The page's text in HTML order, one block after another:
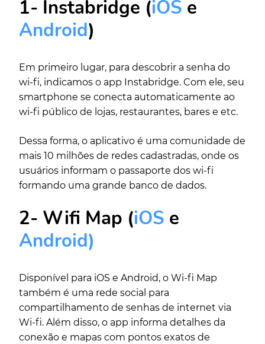
1- Instabridge (iOS e
Android)
Em primeiro lugar, para descobrir a senha do
wi-fi, indicamos o app Instabridge. Com ele, seu
smartphone se conecta automaticamente ao
wi-fi público de lojas, restaurantes, bares e etc.
Dessa forma, o aplicativo é uma comunidade de
mais 10 milhões de redes cadastradas, onde os
usuários informam o passaporte dos wi-fi
formando uma grande banco de dados.
2- Wifi Map (iOS e
Android)
Disponível para iOS e Android, o Wi-fi Map
também é uma rede social para
compartilhamento de senhas de internet via
Wi-fi. Além disso, o app informa detalhes da
conexão e mapas com pontos exatos de